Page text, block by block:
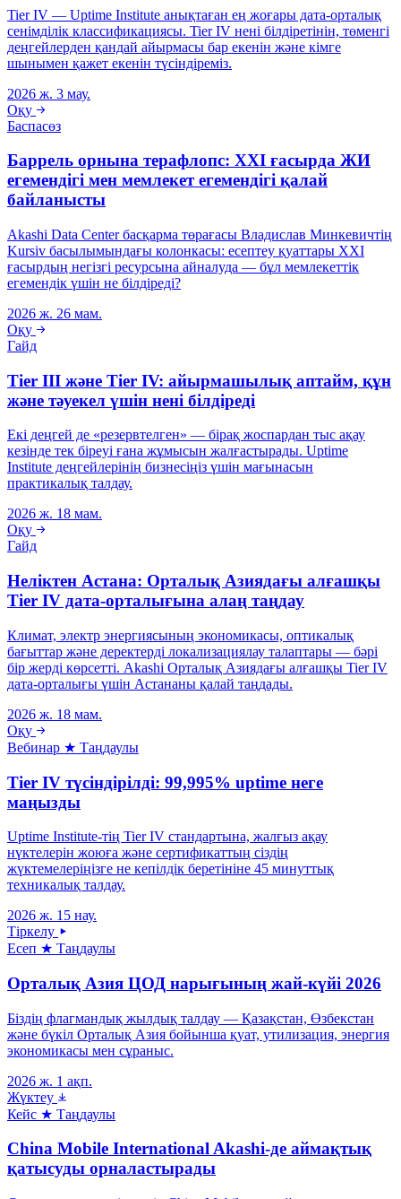
Tier IV — Uptime Institute анықтаған ең жоғары дата-орталық
сенімділік классификациясы. Tier IV нені білдіретінін, төменгі
деңгейлерден қандай айырмасы бар екенін және кімге
шынымен қажет екенін түсіндіреміз.
2026 ж. 3 мау.
Оқу
Баспасөз
Баррель орнына терафлопс: XXI ғасырда ЖИ
егемендігі мен мемлекет егемендігі қалай
байланысты
Akashi Data Center басқарма төрағасы Владислав Минкевичтің
Kursiv басылымындағы колонкасы: есептеу қуаттары XXI
ғасырдың негізгі ресурсына айналуда — бұл мемлекеттік
егемендік үшін не білдіреді?
2026 ж. 26 мам.
Оқу
Гайд
Tier III және Tier IV: айырмашылық аптайм, құн
және тәуекел үшін нені білдіреді
Екі деңгей де «резервтелген» — бірақ жоспардан тыс ақау
кезінде тек біреуі ғана жұмысын жалғастырады. Uptime
Institute деңгейлерінің бизнесіңіз үшін мағынасын
практикалық талдау.
2026 ж. 18 мам.
Оқу
Гайд
Неліктен Астана: Орталық Азиядағы алғашқы
Tier IV дата-орталығына алаң таңдау
Климат, электр энергиясының экономикасы, оптикалық
бағыттар және деректерді локализациялау талаптары — бәрі
бір жерді көрсетті. Akashi Орталық Азиядағы алғашқы Tier IV
дата-орталығы үшін Астананы қалай таңдады.
2026 ж. 18 мам.
Оқу
Вебинар ★ Таңдаулы
Tier IV түсіндірілді: 99,995% uptime неге
маңызды
Uptime Institute-тің Tier IV стандартына, жалғыз ақау
нүктелерін жоюға және сертификаттың сіздің
жүктемелеріңізге не кепілдік беретініне 45 минуттық
техникалық талдау.
2026 ж. 15 нау.
Тіркелу
Есеп ★ Таңдаулы
Орталық Азия ЦОД нарығының жай-күйі 2026
Біздің флагмандық жылдық талдау — Қазақстан, Өзбекстан
және бүкіл Орталық Азия бойынша қуат, утилизация, энергия
экономикасы мен сұраныс.
2026 ж. 1 ақп.
Жүктеу
Кейс ★ Таңдаулы
China Mobile International Akashi-де аймақтық
қатысуды орналастырады